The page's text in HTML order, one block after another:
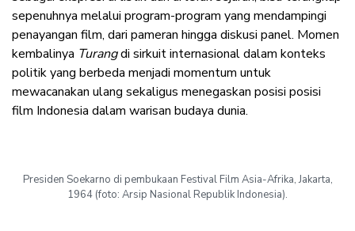
sepenuhnya melalui program-program yang mendampingi
penayangan film, dari pameran hingga diskusi panel. Momen
kembalinya Turangdi sirkuit internasional dalam konteks
politik yang berbeda menjadi momentum untuk
mewacanakan ulang sekaligus menegaskan posisi posisi
film Indonesia dalam warisan budaya dunia.
Presiden Soekarno di pembukaan Festival Film Asia-Afrika, Jakarta,
1964 (foto: Arsip Nasional Republik Indonesia).